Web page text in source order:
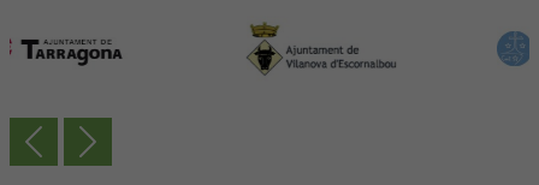
PreviousNext